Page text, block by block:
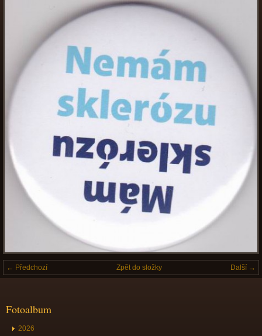
← Předchozí Další →
Zpět do složky
Fotoalbum
2026